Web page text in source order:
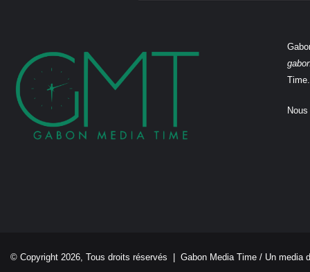
Time.
© Copyright 2026, Tous droits réservés | Gabon Media Time / Un media